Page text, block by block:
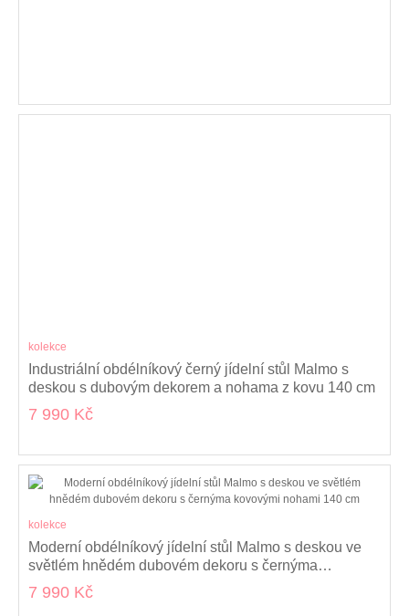
kolekce
Industriální obdélníkový černý jídelní stůl Malmo s
deskou s dubovým dekorem a nohama z kovu 140 cm
7 990 Kč
kolekce
Moderní obdélníkový jídelní stůl Malmo s deskou ve
světlém hnědém dubovém dekoru s černýma
kovovými nohami 140 cm
7 990 Kč